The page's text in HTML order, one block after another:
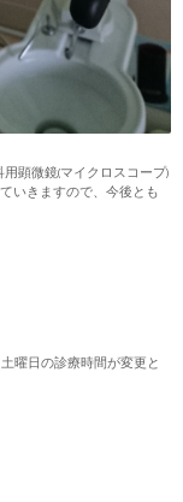
顕微鏡(マイクロスコープ)
いきますので、今後とも
曜日の診療時間が変更と